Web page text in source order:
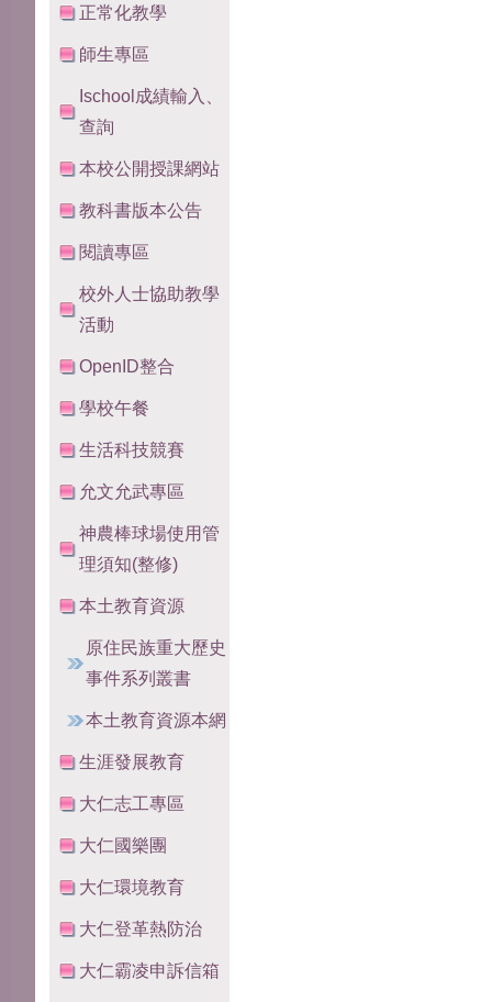
正常化教學
師生專區
Ischool成績輸入、
查詢
本校公開授課網站
教科書版本公告
閱讀專區
校外人士協助教學
活動
OpenID整合
學校午餐
生活科技競賽
允文允武專區
神農棒球場使用管
理須知(整修)
本土教育資源
原住民族重大歷史
事件系列叢書
本土教育資源本網
生涯發展教育
大仁志工專區
大仁國樂團
大仁環境教育
大仁登革熱防治
大仁霸凌申訴信箱